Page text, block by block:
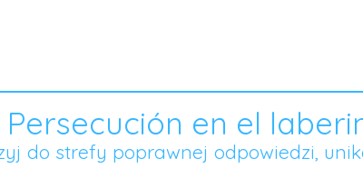
Persecución en el
do strefy poprawnej odpowiedzi,